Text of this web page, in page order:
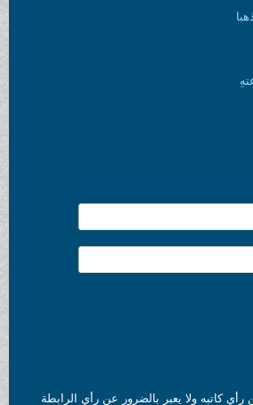
كاتبه ولا يعبر بالضرور عن رأي الرابطة